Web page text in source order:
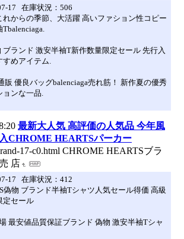
17 在庫状況：506
れからの季節、大活躍 高いファション性コピー
ランド 激安半袖T新作数量限定セール 先行入
めアイテム.
販 優良バッグbalenciaga売れ筋！ 新作夏の優秀
ンな一品.
最新大人気 高評価の人気品 今年風
CHROME HEARTSパーカー
17-c0.html CHROME HEARTSブラ
店
17 在庫状況：412
偽物 ブランド半袖Tシャツ人気セール得価 高級
定セール
最安値品質保証ブランド 偽物 激安半袖Tシャ